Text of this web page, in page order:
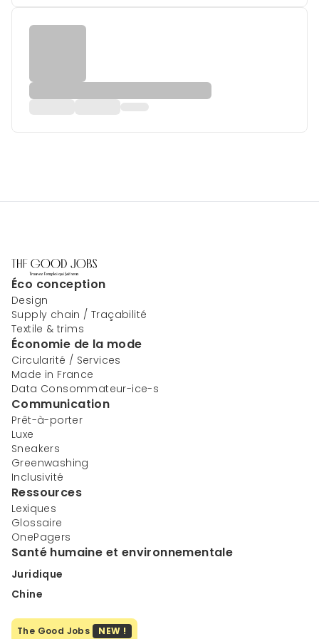
Éco conception
Design
Supply chain / Traçabilité
Textile & trims
Économie de la mode
Circularité / Services
Made in France
Data Consommateur-ice-s
Communication
Prêt-à-porter
Luxe
Sneakers
Greenwashing
Inclusivité
Ressources
Lexiques
Glossaire
OnePagers
Santé humaine et environnementale
Juridique
Chine
The Good Jobs NEW !